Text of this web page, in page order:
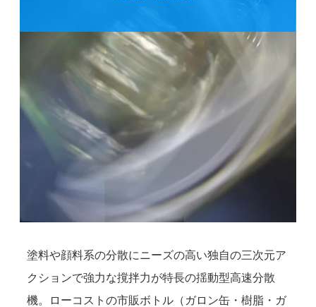
塗料や顔料系の分散にニーズの高い独自の三次元ア
クションで強力な撹拌力が特長の揺動型高速分散
機。ローコストの市販ボトル（ガロン缶・樹脂・ガ